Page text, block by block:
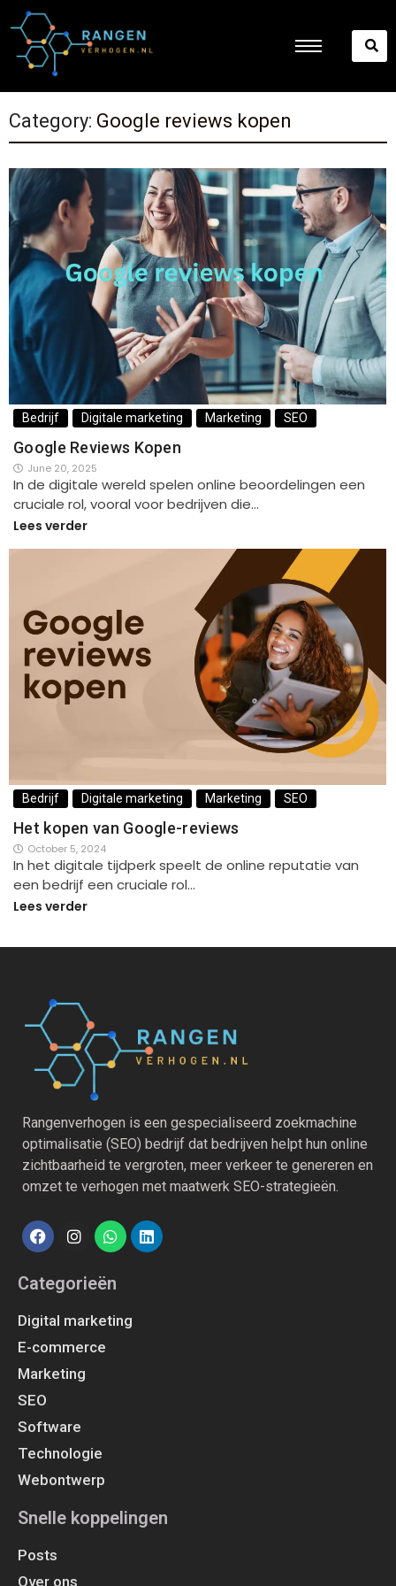
Category: Google reviews kopen
Bedrijf Digitale marketing Marketing SEO
Google Reviews Kopen
June 20, 2025
In de digitale wereld spelen online beoordelingen een
cruciale rol, vooral voor bedrijven die…
Lees verder
Bedrijf Digitale marketing Marketing SEO
Het kopen van Google-reviews
October 5, 2024
In het digitale tijdperk speelt de online reputatie van
een bedrijf een cruciale rol…
Lees verder
Rangenverhogen is een gespecialiseerd zoekmachine
optimalisatie (SEO) bedrijf dat bedrijven helpt hun online
zichtbaarheid te vergroten, meer verkeer te genereren en
omzet te verhogen met maatwerk SEO-strategieën.
Categorieën
Digital marketing
E-commerce
Marketing
SEO
Software
Technologie
Webontwerp
Snelle koppelingen
Posts
Over ons